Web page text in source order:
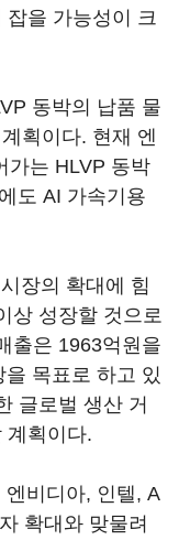
을 가능성이 크
동박의 납품 물
획이다. 현재 엔
가는 HLVP 동박
도 AI 가속기용
장의 확대에 힘
상 성장할 것으로
출은 1963억원을
목표로 하고 있
글로벌 생산 거
계획이다.
비디아, 인텔, A
확대와 맞물려